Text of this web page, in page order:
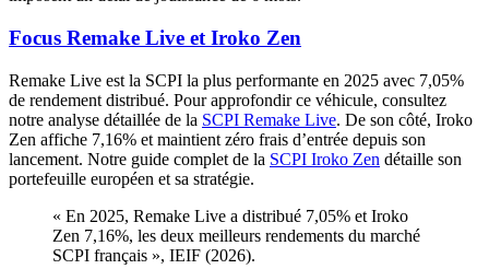
Focus Remake Live et Iroko Zen
Remake Live est la SCPI la plus performante en 2025 avec 7,05%
de rendement distribué. Pour approfondir ce véhicule, consultez
notre analyse détaillée de la SCPI Remake Live. De son côté, Iroko
Zen affiche 7,16% et maintient zéro frais d’entrée depuis son
lancement. Notre guide complet de la SCPI Iroko Zen détaille son
portefeuille européen et sa stratégie.
« En 2025, Remake Live a distribué 7,05% et Iroko
Zen 7,16%, les deux meilleurs rendements du marché
SCPI français », IEIF (2026).